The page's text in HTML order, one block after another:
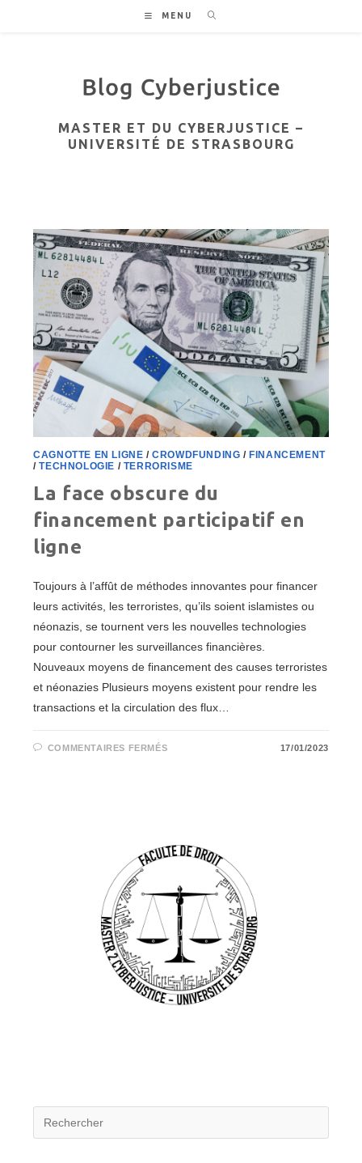
MENU
MASTER ET DU CYBERJUSTICE –
UNIVERSITÉ DE STRASBOURG
CAGNOTTE EN LIGNE /CROWDFUNDING / FINANCEMENT
/TECHNOLOGIE / TERRORISME
La face obscure du
financement participatif en
ligne
Toujours à l’affût de méthodes innovantes pour financer
leurs activités, les terroristes, qu’ils soient islamistes ou
néonazis, se tournent vers les nouvelles technologies
pour contourner les surveillances financières.
Nouveaux moyens de financement des causes terroristes
et néonazies Plusieurs moyens existent pour rendre les
transactions et la circulation des flux…
COMMENTAIRES FERMÉSSUR
17/01/2023